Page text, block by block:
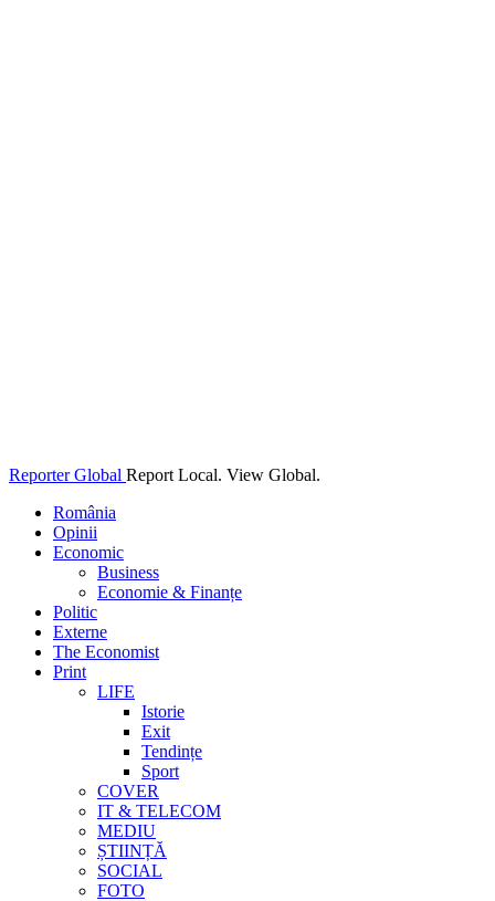
Reporter Global Report Local. View Global.
România
Opinii
Economic
Business
Economie & Finanțe
Politic
Externe
The Economist
Print
LIFE
Istorie
Exit
Tendințe
Sport
COVER
IT & TELECOM
MEDIU
ȘTIINȚĂ
SOCIAL
FOTO